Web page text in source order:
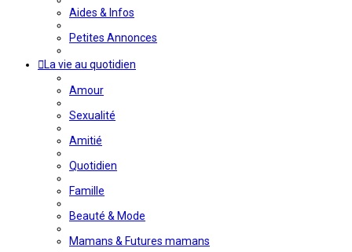
Aides & Infos
Petites Annonces
La vie au quotidien
Amour
Sexualité
Amitié
Quotidien
Famille
Beauté & Mode
Mamans & Futures mamans